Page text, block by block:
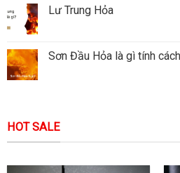
Lư Trung Hỏa
Sơn Đầu Hỏa là gì tính
HOT SALE